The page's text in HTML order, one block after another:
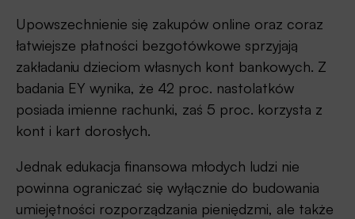
Upowszechnienie się zakupów online oraz coraz
łatwiejsze płatności bezgotówkowe sprzyjają
zakładaniu dzieciom własnych kont bankowych. Z
badania EY wynika, że 42 proc. nastolatków
posiada imienne rachunki, zaś 5 proc. korzysta z
kont i kart dorosłych.
Jednak edukacja finansowa młodych ludzi nie
powinna ograniczać się wyłącznie do budowania
umiejętności rozporządzania pieniędzmi, ale także